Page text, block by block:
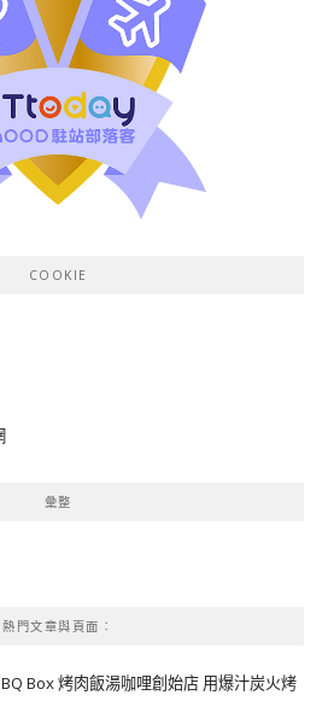
COOKIE
彙整
熱門文章與頁面︰
Box 烤肉飯湯咖哩創始店 用爆汁炭火烤